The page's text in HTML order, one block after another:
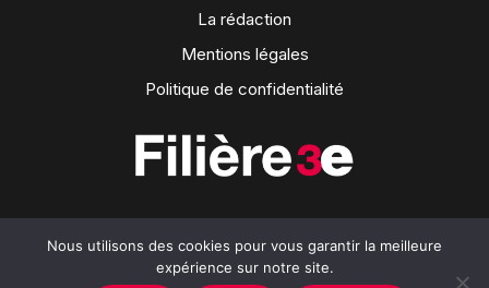
La rédaction
Mentions légales
Politique de confidentialité
Nous utilisons des cookies pour vous garantir la meilleure
expérience sur notre site.